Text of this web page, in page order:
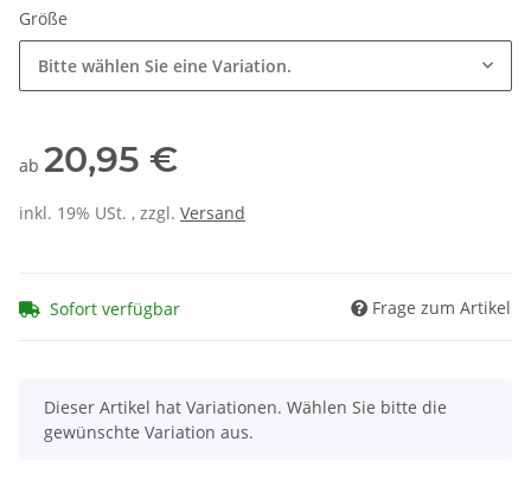
Größe
Bitte wählen Sie eine Variation.
ab 20,95 €
inkl. 19% USt. , zzgl. Versand
Sofort verfügbar Frage zum Artikel
x
Dieser Artikel hat Variationen. Wählen Sie bitte die
gewünschte Variation aus.